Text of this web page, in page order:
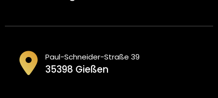
Paul-Schneider-Straße 39
35398 Gießen